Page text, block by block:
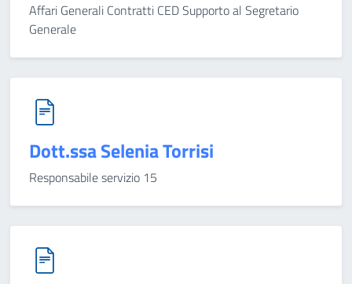
Affari Generali Contratti CED Supporto al Segretario
Generale
Dott.ssa Selenia Torrisi
Responsabile servizio 15